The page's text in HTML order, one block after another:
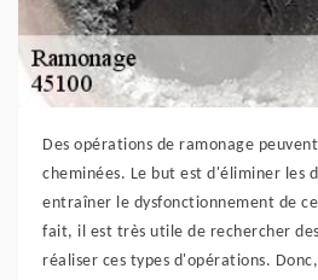
Des opérations de ramonage
cheminées. Le but est d'éliminer les
entraîner le dysfonctionnement de
fait, il est très utile de rechercher
réaliser ces types d'opérations.